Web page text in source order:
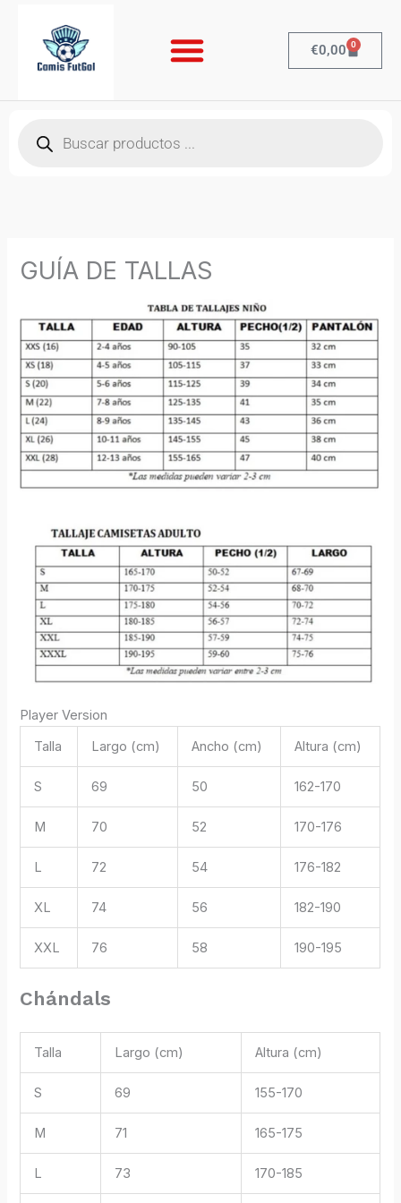
contenido
€0,00 0
Cart
productos
GUÍA DE TALLAS
Player Version
Talla
Largo (cm) Ancho (cm) Altura (cm)
S 69 50 162-170
M 70 52 170-176
L 72 54 176-182
XL 74 56 182-190
XXL 76 58 190-195
Chándals
Talla Largo (cm) Altura (cm)
S 69 155-170
M 71 165-175
L 73 170-185